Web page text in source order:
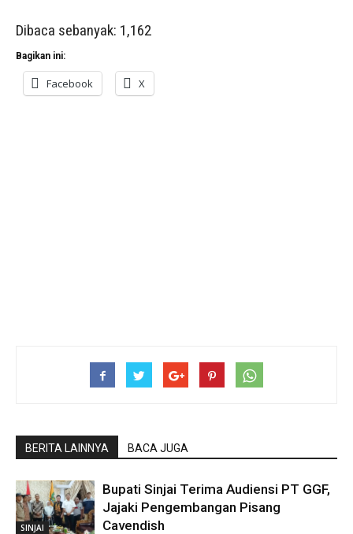
Dibaca sebanyak: 1,162
Bagikan ini:
Facebook X
BERITA LAINNYA BACA JUGA
SINJAI
Bupati Sinjai Terima Audiensi PT GGF,
Jajaki Pengembangan Pisang
Cavendish